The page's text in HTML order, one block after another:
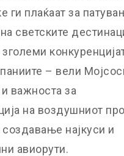
ги плаќаат за
светските
– вели
и важноста за
на воздушниот
најкуси и
авиорути.